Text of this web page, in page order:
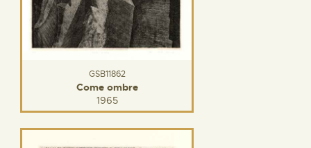
GSB11862
Come ombre
1965